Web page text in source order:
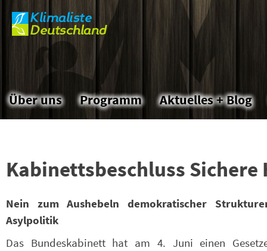
Skip
Klimaliste
Deutschland
Über uns Programm Aktuelles + Blog
Kabinettsbeschluss
Nein zum Aushebeln demokratischer
Asylpolitik
Das Bundeskabinett hat am 4. Juni einen